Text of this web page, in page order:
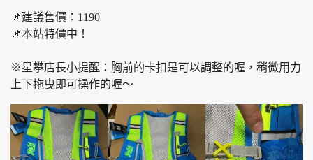
📌建議售價：1190
📌本站特價中！
※星攀店長小提醒：胸前的卡扣是可以調整的喔，稍微用力
上下拖曳即可操作的喔～